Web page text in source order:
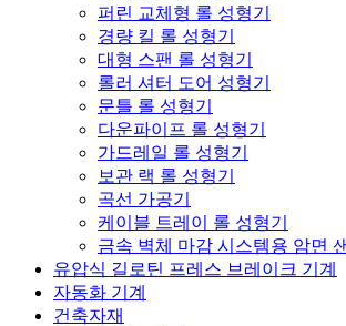
퍼린 교체형 롤 성형기
경량 킬 롤 성형기
대형 스팬 롤 성형기
롤러 셔터 도어 성형기
문틀 롤 성형기
다운파이프 롤 성형기
가드레일 롤 성형기
보관 랙 롤 성형기
곡선 가공기
케이블 트레이 롤 성형기
금속 벽체 마감 시스템용 암면
유압식 길로틴 프레스 브레이크 기계
자동화 기계
건축자재